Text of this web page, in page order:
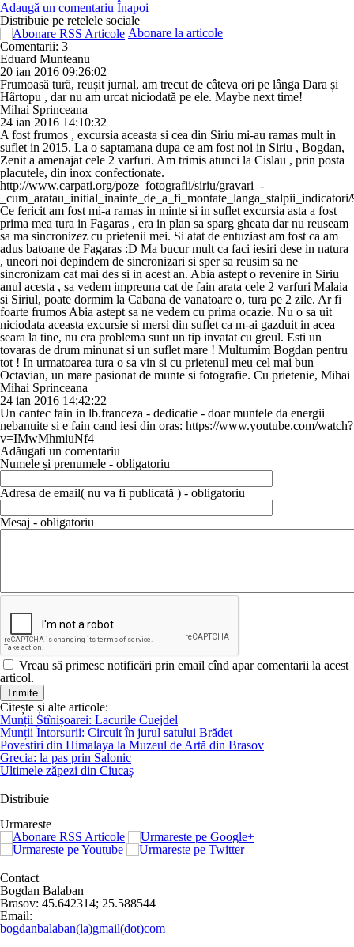
Adaugă un comentariu Înapoi
Distribuie pe retelele sociale
Abonare la articole
Comentarii: 3
Eduard Munteanu
20 ian 2016 09:26:02
Frumoasă tură, reușit jurnal, am trecut de câteva ori pe lânga Dara și
Hârtopu , dar nu am urcat niciodată pe ele. Maybe next time!
Mihai Sprinceana
24 ian 2016 14:10:32
A fost frumos , excursia aceasta si cea din Siriu mi-au ramas mult in
suflet in 2015. La o saptamana dupa ce am fost noi in Siriu , Bogdan,
Zenit a amenajat cele 2 varfuri. Am trimis atunci la Cislau , prin posta
placutele, din inox confectionate.
http://www.carpati.org/poze_fotografii/siriu/gravari_-
Ce fericit am fost mi-a ramas in minte si in suflet excursia asta a fost
prima mea tura in Fagaras , era in plan sa sparg gheata dar nu reuseam
sa ma sincronizez cu prietenii mei. Si atat de entuziast am fost ca am
adus batoane de Fagaras :D Ma bucur mult ca faci iesiri dese in natura
, uneori noi depindem de sincronizari si sper sa reusim sa ne
sincronizam cat mai des si in acest an. Abia astept o revenire in Siriu
anul acesta , sa vedem impreuna cat de fain arata cele 2 varfuri Malaia
si Siriul, poate dormim la Cabana de vanatoare o, tura pe 2 zile. Ar fi
foarte frumos Abia astept sa ne vedem cu prima ocazie. Nu o sa uit
niciodata aceasta excursie si mersi din suflet ca m-ai gazduit in acea
seara la tine, nu era problema sunt un tip invatat cu greul. Esti un
tovaras de drum minunat si un suflet mare ! Multumim Bogdan pentru
tot ! In urmatoarea tura o sa vin si cu prietenul meu cel mai bun
Octavian, un mare pasionat de munte si fotografie. Cu prietenie, Mihai
Mihai Sprinceana
24 ian 2016 14:42:22
Un cantec fain in lb.franceza - dedicatie - doar muntele da energii
nebanuite si e fain cand iesi din oras: https://www.youtube.com/watch?
v=IMwMhmiuNf4
Adăugati un comentariu
Numele și prenumele - obligatoriu
Adresa de email( nu va fi publicată ) - obligatoriu
Mesaj - obligatoriu
Vreau să primesc notificări prin email cînd apar comentarii la acest
articol.
Citește și alte articole:
Munții Stînișoarei: Lacurile Cuejdel
Munții Întorsurii: Circuit în jurul satului Brădet
Povestiri din Himalaya la Muzeul de Artă din Brasov
Grecia: la pas prin Salonic
Ultimele zăpezi din Ciucaș
Distribuie
Urmareste
Contact
Bogdan Balaban
Brasov: 45.642314; 25.588544
Email:
bogdanbalaban(la)gmail(dot)com